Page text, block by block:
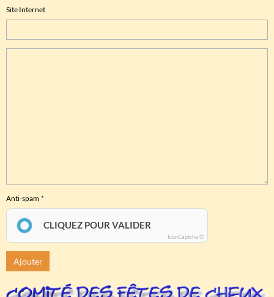
Site Internet
Anti-spam
CLIQUEZ POUR VALIDER
IconCaptcha ©
Ajouter